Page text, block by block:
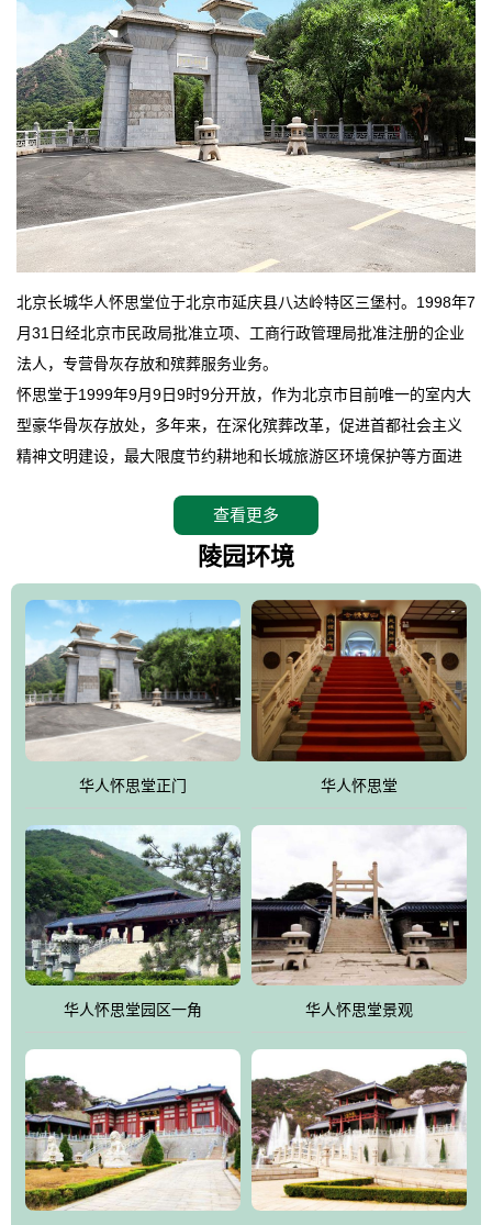
北京长城华人怀思堂位于北京市延庆县八达岭特区三堡村。1998年7
月31日经北京市民政局批准立项、工商行政管理局批准注册的企业
法人，专营骨灰存放和殡葬服务业务。
怀思堂于1999年9月9日9时9分开放，作为北京市目前唯一的室内大
型豪华骨灰存放处，多年来，在深化殡葬改革，促进首都社会主义
精神文明建设，最大限度节约耕地和长城旅游区环境保护等方面进
怀思堂辖区面积15万平方米，整体建筑面积5．8万平方米。主体建
筑有：怀思堂豪华墓室、礼祭大厅、随缘阁、百家姓觅宗长廊等。
仲、无字碑、香灯等。典型的仿秦、汉建筑风格。蓝色的琉璃瓦屋
顶，朱砂红的门、窗、柱、墙，汉白玉雕刻的雄狮、华表，花岗岩
铺成的路面和台阶，洒落其间的花卉、松柏与万里长城浑然一体、
气势宏伟、古朴端庄、别具一格。怀思堂大殿入口两侧是用蜡染技
术描绘的抽象派创意绘画，大环境中的长城文化与炎黄始祖，小环
境的绘画中的河流、山川、彩云、明月，意喻着往生者与长城同
伴，与祖宗同眠，他（她）们的思想与品德与山河同在，与日月同
辉。
怀思堂作为豪华室内骨灰存放处，将干支纪年、五行相生相克、天
人合一、太极八卦、生辰八字及生肖等有机结合到历史文化中。一
厅七千个福位分十二小区，按十二地支命名。客户选位，可依据生
肖、八字、时辰亦可参考地理方位、职业、兴趣爱好等等。堂中是
地宫陵寝式的，入口楹联选材于著名田园诗人陶渊明"亲戚或余悲，
他人亦已歌，死后何所道，托体同山阿"中的后两句。反应了回归大
雀，后玄武"的四大吉祥物铜雕挂件。
查看更多
陵园环境
华人怀思堂正门 华人怀思堂
华人怀思堂园区一角 华人怀思堂景观